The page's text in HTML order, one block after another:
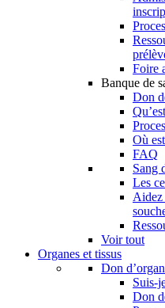
Foire
Banque de
Don
Où
FAQ
Sang
Les
Aidez
Voir tout
Organes et tissus
Don
Suis-
Don